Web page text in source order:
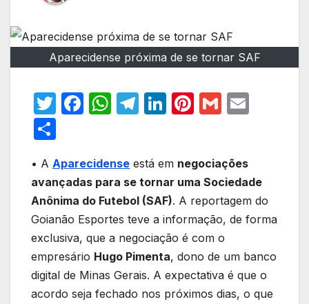
Aparecidense próxima de se tornar SAF
T
er
F
e
b
o
o
k
W
s
A
p
p
T
gr
a
m
Li
e
dI
n
Pi
e
st
G
ar
e
• A Aparecidense está em negociações
avançadas para se tornar uma Sociedade
Anônima do Futebol (SAF). A reportagem do
Goianão Esportes teve a informação, de forma
exclusiva, que a negociação é com o
empresário Hugo Pimenta, dono de um banco
digital de Minas Gerais. A expectativa é que o
acordo seja fechado nos próximos dias, o que